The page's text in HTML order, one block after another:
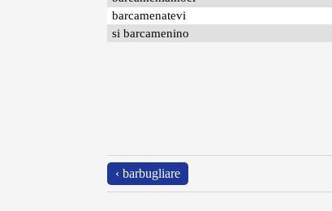
barcamenatevi
si barcamenino
‹ barbugliare